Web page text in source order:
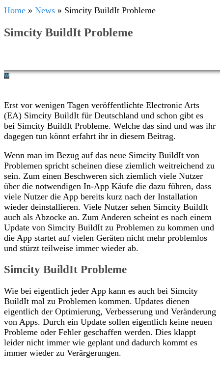
Home » News » Simcity BuildIt Probleme
Simcity BuildIt Probleme
Erst vor wenigen Tagen veröffentlichte Electronic Arts
(EA) Simcity BuildIt für Deutschland und schon gibt es
bei Simcity BuildIt Probleme. Welche das sind und was ihr
dagegen tun könnt erfahrt ihr in diesem Beitrag.
Wenn man im Bezug auf das neue Simcity BuildIt von
Problemen spricht scheinen diese ziemlich weitreichend zu
sein. Zum einen Beschweren sich ziemlich viele Nutzer
über die notwendigen In-App Käufe die dazu führen, dass
viele Nutzer die App bereits kurz nach der Installation
wieder deinstallieren. Viele Nutzer sehen Simcity BuildIt
auch als Abzocke an. Zum Anderen scheint es nach einem
Update von Simcity BuildIt zu Problemen zu kommen und
die App startet auf vielen Geräten nicht mehr problemlos
und stürzt teilweise immer wieder ab.
Simcity BuildIt Probleme
Wie bei eigentlich jeder App kann es auch bei Simcity
BuildIt mal zu Problemen kommen. Updates dienen
eigentlich der Optimierung, Verbesserung und Veränderung
von Apps. Durch ein Update sollen eigentlich keine neuen
Probleme oder Fehler geschaffen werden. Dies klappt
leider nicht immer wie geplant und dadurch kommt es
immer wieder zu Verärgerungen.